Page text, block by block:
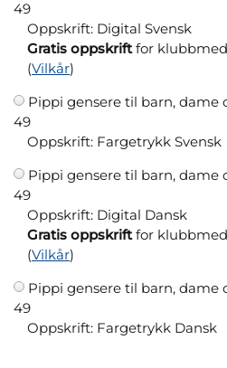
49
Oppskrift: Digital Svensk
Gratis oppskriftfor
(Vilkår)
Pippi gensere til barn, dame
49
Oppskrift: Fargetrykk Svensk
Pippi gensere til barn, dame
49
Oppskrift: Digital Dansk
Gratis oppskriftfor
(Vilkår)
Pippi gensere til barn, dame
49
Oppskrift: Fargetrykk Dansk